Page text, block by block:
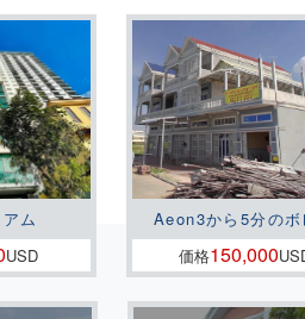
ム
USD
Aeon3から5分のボ
価格150,000